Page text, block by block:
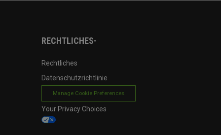
RECHTLICHES-
Rechtliches
Datenschutzrichtlinie
Manage Cookie Preferences
Your Privacy Choices